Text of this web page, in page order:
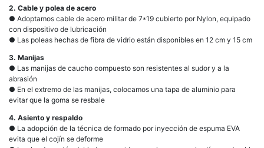
2. Cable y polea de acero
● Adoptamos cable de acero militar de 7*19 cubierto por Nylon, equipado
con dispositivo de lubricación
● Las poleas hechas de fibra de vidrio están disponibles en 12 cm y 15 cm
3. Manijas
● Las manijas de caucho compuesto son resistentes al sudor y a la
abrasión
● En el extremo de las manijas, colocamos una tapa de aluminio para
evitar que la goma se resbale
4. Asiento y respaldo
● La adopción de la técnica de formado por inyección de espuma EVA
evita que el cojín se deforme